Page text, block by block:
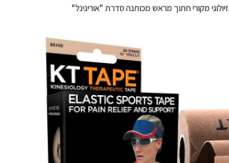
מקורי חתוך מראש מכותנה סדרת "אוריגינל"